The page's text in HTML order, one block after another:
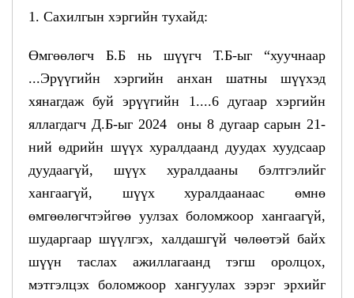
1. Сахилгын хэргийн тухайд:
Өмгөөлөгч Б.Б нь шүүгч Т.Б-ыг “хуучнаар
...Эрүүгийн хэргийн анхан шатны шүүхэд
хянагдаж буй эрүүгийн 1....6 дугаар хэргийн
яллагдагч Д.Б-ыг 2024 оны 8 дугаар сарын 21-
ний өдрийн шүүх хуралдаанд дуудах хуудсаар
дуудаагүй, шүүх хуралдааны бэлтгэлийг
хангаагүй, шүүх хуралдаанаас өмнө
өмгөөлөгчтэйгөө уулзах боломжоор хангаагүй,
шударгаар шүүлгэх, халдашгүй чөлөөтэй байх
шүүн таслах ажиллагаанд тэгш оролцох,
мэтгэлцэх боломжоор хангуулах зэрэг эрхийг